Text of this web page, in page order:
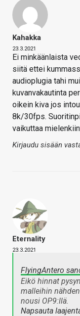
Kahakka
23.3.2021
Ei minkäänlaista
siitä ettei
audioplugia tahi
kuvanvakautinta
oikein kiva jos
8k/30fps.
vaikuttaa
Kirjaudu sisään
Eternality
23.3.2021
FlyingAntero
Eikö hinnat
malleihin
nousi OP9:llä.
Napsauta